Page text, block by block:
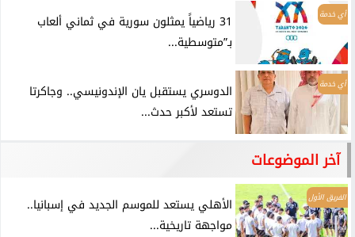
أي خدمة
31 رياضياً يمثلون سورية في ثماني ألعاب
بـ”متوسطية...
أي خدمة
الدوسري يستقبل يان الإندونيسي.. وجاكرتا
تستعد لأكبر حدث...
آخر الموضوعات
الفريق الأول
الأهلي يستعد للموسم الجديد في إسبانيا..
مواجهة تاريخية...